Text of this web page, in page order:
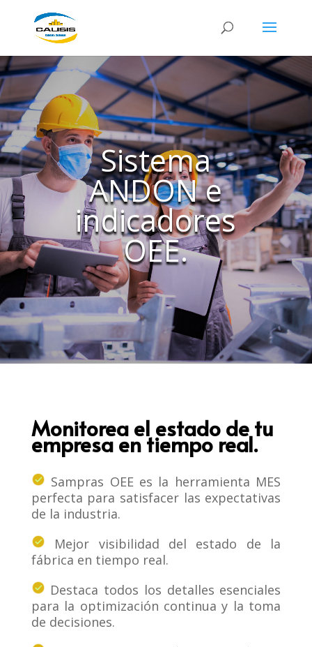
Sistema
ANDON e
indicadores
OEE.
Monitorea el estado de tu
empresa en tiempo real.
Sampras OEE es la herramienta MES
perfecta para satisfacer las expectativas
de la industria.
Mejor visibilidad del estado de la
fábrica en tiempo real.
Destaca todos los detalles esenciales
para la optimización continua y la toma
de decisiones.